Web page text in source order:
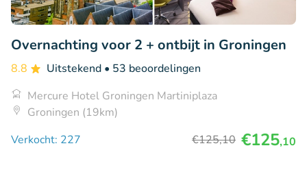
Overnachting voor 2 + ontbijt in Groningen
8.8 Uitstekend • 53 beoordelingen
Mercure Hotel Groningen Martiniplaza
Groningen (19km)
Verkocht: 227
€125,10 €125,10